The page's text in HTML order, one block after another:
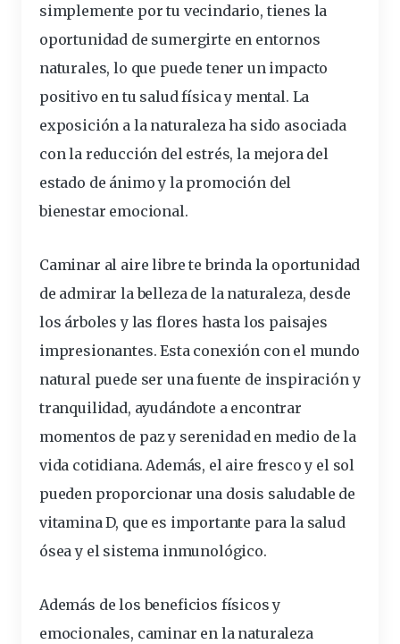
simplemente por tu vecindario, tienes la
oportunidad de sumergirte en entornos
naturales, lo que puede tener un impacto
positivo en tu salud física y mental. La
exposición a la naturaleza ha sido asociada
con la reducción del estrés, la mejora del
estado de ánimo y la promoción del
bienestar emocional.
Caminar al aire libre te brinda la oportunidad
de admirar la belleza de la naturaleza, desde
los árboles y las flores hasta los paisajes
impresionantes. Esta conexión con el mundo
natural puede ser una fuente de inspiración y
tranquilidad, ayudándote a encontrar
momentos de paz y serenidad en medio de la
vida cotidiana. Además, el aire fresco y el sol
pueden proporcionar una dosis saludable de
vitamina D, que es importante para la salud
ósea y el sistema inmunológico.
Además de los beneficios físicos y
emocionales, caminar en la naturaleza